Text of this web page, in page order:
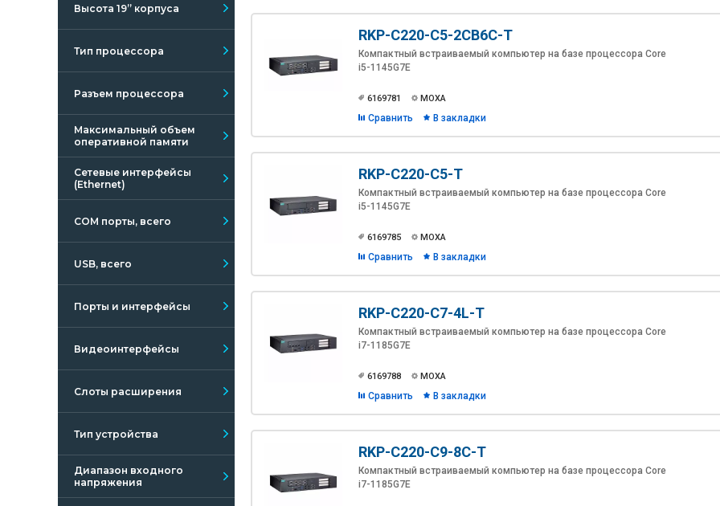
Высота 19” корпуса
Тип процессора
Разъем процессора
Максимальный объем
оперативной памяти
Сетевые интерфейсы
(Ethernet)
COM порты, всего
USB, всего
Порты и интерфейсы
Видеоинтерфейсы
Слоты расширения
Тип устройства
Диапазон входного
напряжения
RKP-C220-C5-2CB6C-T
Компактный встраиваемый компьютер на базе процессора Core
i5-1145G7E
6169781 MOXA
Сравнить В закладки
RKP-C220-C5-T
Компактный встраиваемый компьютер на базе процессора Core
i5-1145G7E
6169785 MOXA
Сравнить В закладки
RKP-C220-C7-4L-T
Компактный встраиваемый компьютер на базе процессора Core
i7-1185G7E
6169788 MOXA
Сравнить В закладки
RKP-C220-C9-8C-T
Компактный встраиваемый компьютер на базе процессора Core
i7-1185G7E